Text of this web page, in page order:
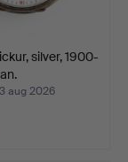
silver, 1900-
aug 2026